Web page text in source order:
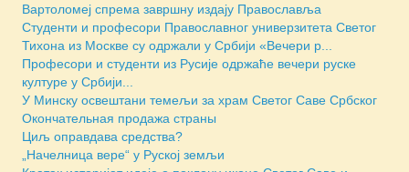
Вартоломеј спрема завршну издају Православља
Студенти и професори Православног универзитета Светог
Тихона из Москве су одржали у Србији «Вечери р...
Професори и студенти из Русије одржаће вечери руске
културе у Србији...
У Минску освештани темељи за храм Светог Саве Србског
Окончательная продажа страны
Циљ оправдава средства?
„Начелница вере“ у Руској земљи